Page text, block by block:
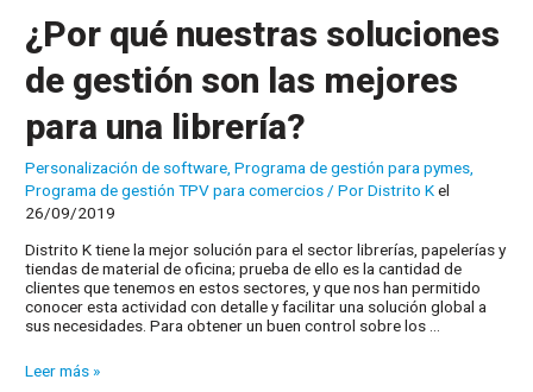
¿Por qué nuestras soluciones
de gestión son las mejores
para una librería?
Personalización de software ,Programa de gestión para pymes
Programa de gestión TPV para comercios / PorDistrito Kel
26/09/2019
Distrito K tiene la mejor solución para el sector librerías, papelerías y
tiendas de material de oficina; prueba de ello es la cantidad de
clientes que tenemos en estos sectores, y que nos han permitido
conocer esta actividad con detalle y facilitar una solución global a
sus necesidades. Para obtener un buen control sobre los …
¿Por
Leer más »